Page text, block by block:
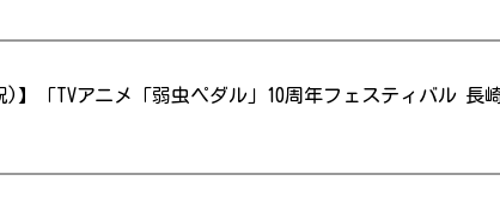
】「TVアニメ「弱虫ペダル」10周年フェスティバル 長崎